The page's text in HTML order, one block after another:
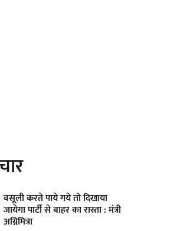
वसूली करते पाये गये तो दिखाया
जायेगा पार्टी से बाहर का रास्ता : मंत्री
अग्निमित्रा